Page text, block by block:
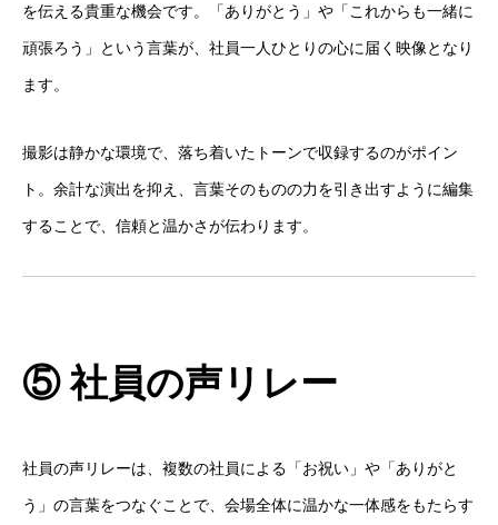
を伝える貴重な機会です。「ありがとう」や「これからも一緒に
頑張ろう」という言葉が、社員一人ひとりの心に届く映像となり
ます。
撮影は静かな環境で、落ち着いたトーンで収録するのがポイン
ト。余計な演出を抑え、言葉そのものの力を引き出すように編集
することで、信頼と温かさが伝わります。
⑤ 社員の声リレー
社員の声リレーは、複数の社員による「お祝い」や「ありがと
う」の言葉をつなぐことで、会場全体に温かな一体感をもたらす